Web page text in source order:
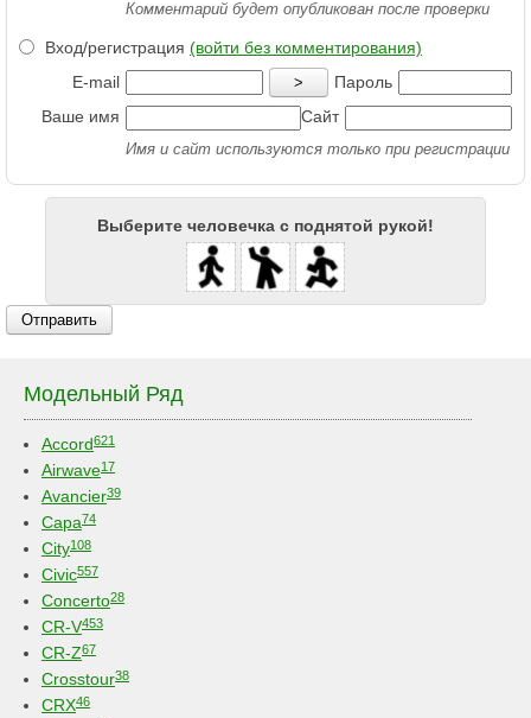
Комментарий будет опубликован после проверки
Вход/регистрация (войти без комментирования)
E-mail
>
Пароль
Ваше имя
Сайт
Имя и сайт используются только при регистрации
Выберите человечка с поднятой рукой!
Отправить
Модельный Ряд
Accord621
Airwave17
Avancier39
Capa74
City108
Civic557
Concerto28
CR-V453
CR-Z67
Crosstour38
CRX46